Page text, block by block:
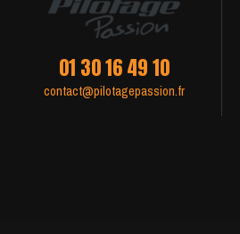
01 30 16 49 10
contact@pilotagepassion.fr